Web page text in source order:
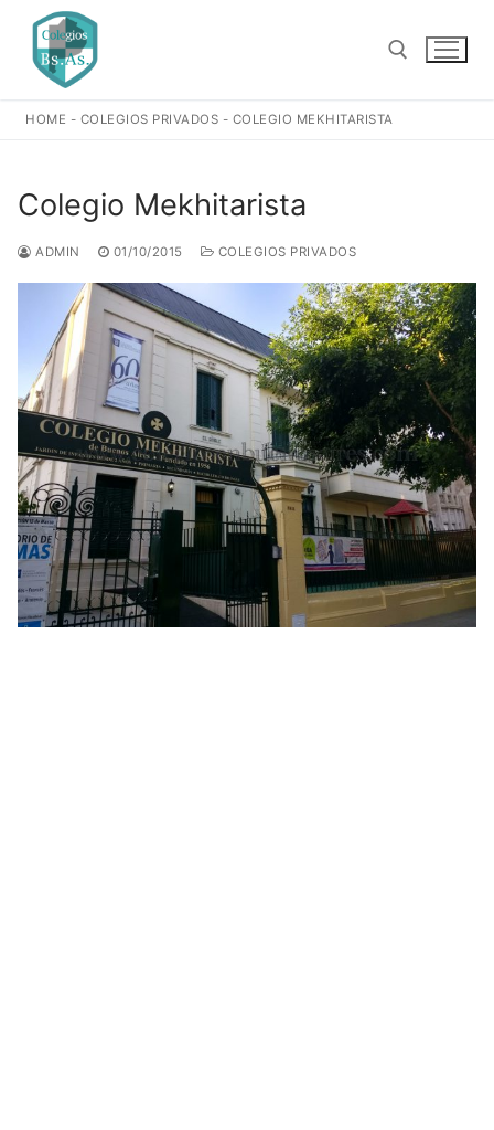
contenido
HOME - COLEGIOS PRIVADOS - COLEGIO MEKHITARISTA
Colegio Mekhitarista
ADMIN 01/10/2015 COLEGIOS PRIVADOS